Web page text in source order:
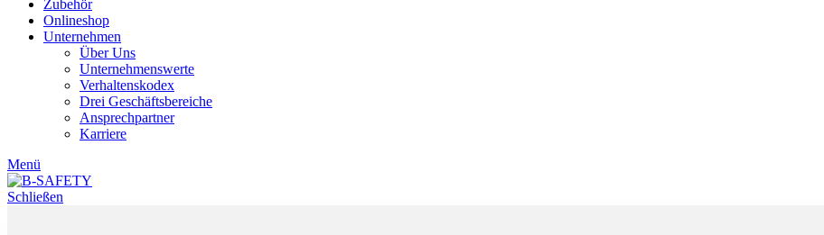
Zubehör
Onlineshop
Unternehmen
Über Uns
Unternehmenswerte
Verhaltenskodex
Drei Geschäftsbereiche
Ansprechpartner
Karriere
Menü
Schließen